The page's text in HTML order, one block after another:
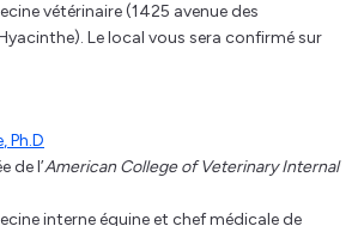
vétérinaire (1425 avenue des
Le local vous sera confirmé sur
, Ph.D
de l’American College of Veterinary Internal
interne équine et chef médicale de